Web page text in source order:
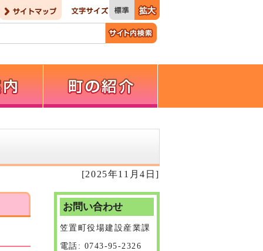
[2025年11月4日]
お問い合わせ
笠置町役場建設産業課
電話: 0743-95-2326